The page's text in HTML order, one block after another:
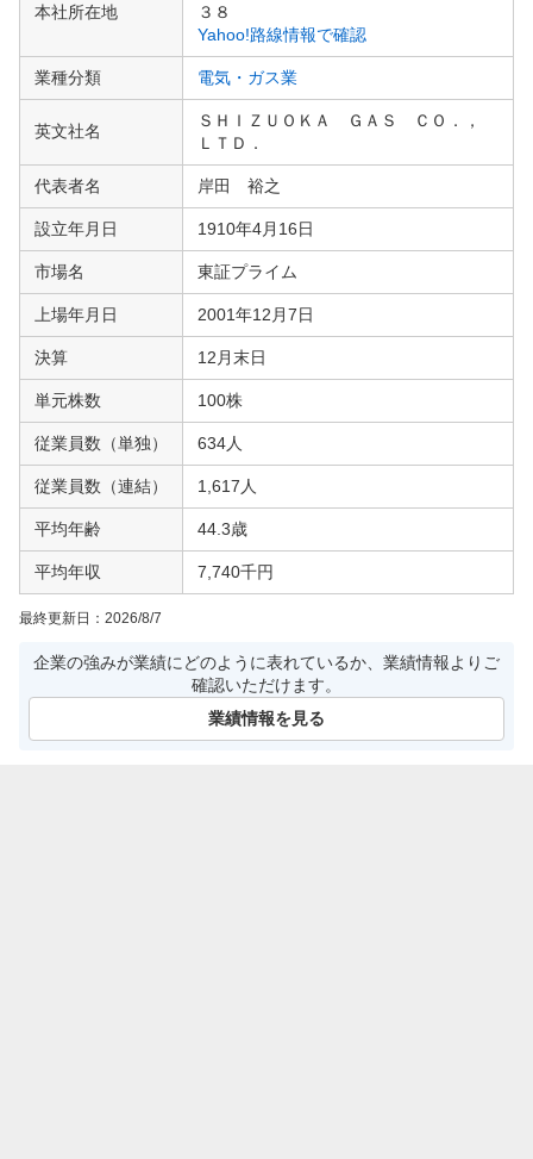
情本社所在地
３８
Yahoo!路線情報で確認
業種分類 電気・ガス業
英文社名
ＳＨＩＺＵＯＫＡ ＧＡＳ ＣＯ．，
ＬＴＤ．
代表者名 岸田 裕之
設立年月日 1910年4月16日
市場名 東証プライム
上場年月日 2001年12月7日
決算 12月末日
単元株数 100株
従業員数（単独） 634人
従業員数（連結） 1,617人
平均年齢 44.3歳
平均年収 7,740千円
最終更新日： 2026/8/7
企業の強みが業績にどのように表れているか、業績情報よりご
確認いただけます。
業績情報を見る